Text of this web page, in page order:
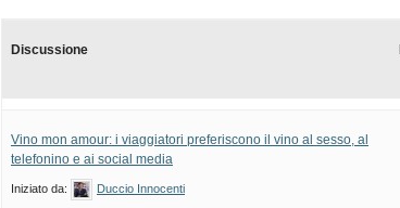
Discussione
Vino mon amour: i viaggiatori preferiscono il vino al sesso, al
telefonino e ai social media
Iniziato da: Duccio Innocenti